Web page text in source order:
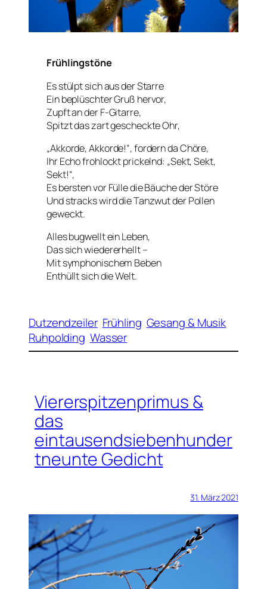
Frühlingstöne
Es stülpt sich aus der Starre
Ein beplüschter Gruß hervor,
Zupft an der F-Gitarre,
Spitzt das zart gescheckte Ohr,
„Akkorde, Akkorde!“, fordern da Chöre,
Ihr Echo frohlockt prickelnd: „Sekt, Sekt,
Sekt!“,
Es bersten vor Fülle die Bäuche der Störe
Und stracks wird die Tanzwut der Pollen
geweckt.
Alles bugwellt ein Leben,
Das sich wiedererhellt –
Mit symphonischem Beben
Enthüllt sich die Welt.
Dutzendzeiler Frühling Gesang & Musik
Ruhpolding Wasser
Viererspitzenprimus &
das
eintausendsiebenhunder
tneunte Gedicht
31. März 2021